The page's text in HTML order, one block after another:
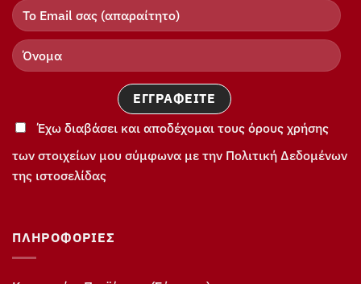
Έχω διαβάσει και αποδέχομαι τους όρους χρήσης
των στοιχείων μου σύμφωνα με την Πολιτική Δεδομένων
της ιστοσελίδας
ΠΛΗΡΟΦΟΡΊΕΣ